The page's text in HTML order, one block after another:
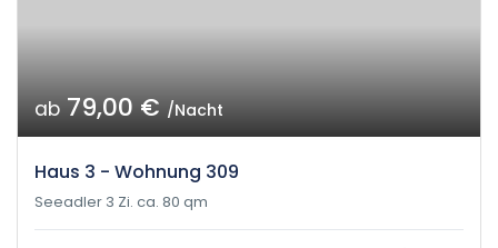
ab79,00 €/Nacht
Haus 3 - Wohnung 309
Seeadler 3 Zi. ca. 80 qm